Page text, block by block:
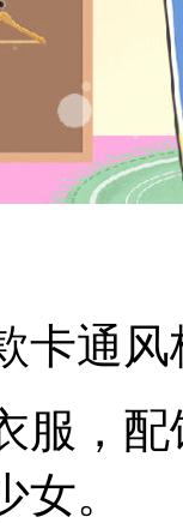
卡通
服，
。